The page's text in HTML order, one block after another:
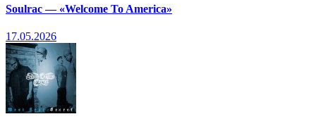
Soulrac — «Welcome To America»
17.05.2026